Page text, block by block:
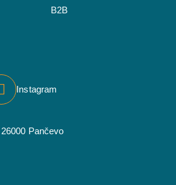
B2B
Instagram
Pančevo